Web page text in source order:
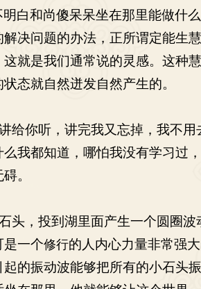
白和尚傻呆呆坐在那里能做什
决问题的办法，正所谓定能生
就是我们通常说的灵感。这种
态就自然迸发自然产生的。
你听，讲完我又忘掉，我不用
我都知道，哪怕我没有学习过
。
，投到湖里面产生一个圆圈波
是一个修行的人内心力量非常强
的振动波能够把所有的小石头